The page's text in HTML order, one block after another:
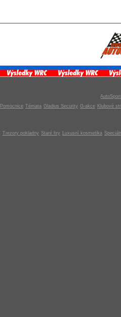
Pomocnice Témata Gladius Security G-akce Klubové
Trezory pokladny Staré hry Luxusní kosmetika